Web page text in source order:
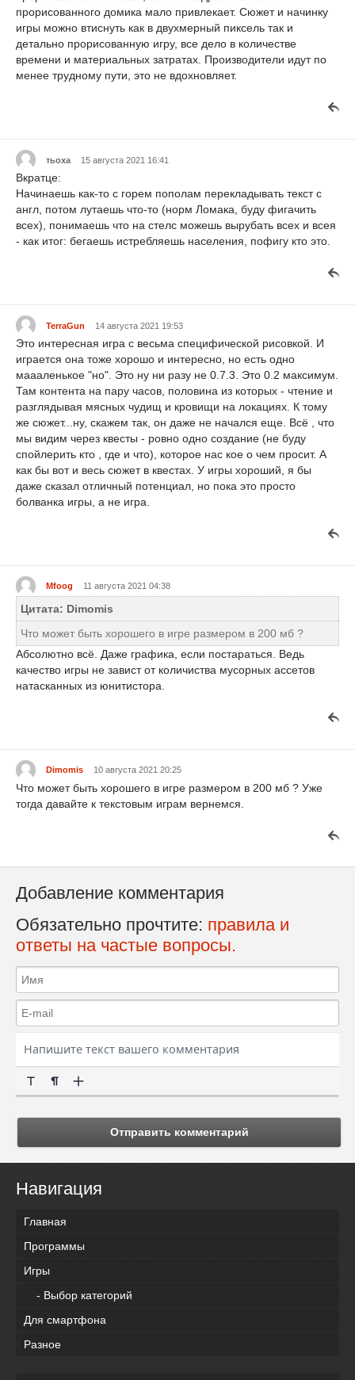
прорисованного домика мало привлекает. Сюжет и начинку
игры можно втиснуть как в двухмерный пиксель так и
детально прорисованную игру, все дело в количестве
времени и материальных затратах. Производители идут по
менее трудному пути, это не вдохновляет.
тьоха 15 августа 2021 16:41
Вкратце:
Начинаешь как-то с горем пополам перекладывать текст с
англ, потом лутаешь что-то (норм Ломака, буду фигачить
всех), понимаешь что на стелс можешь вырубать всех и всея
- как итог: бегаешь истребляешь населения, пофигу кто это.
TerraGun 14 августа 2021 19:53
Это интересная игра с весьма специфической рисовкой. И
играется она тоже хорошо и интересно, но есть одно
маааленькое "но". Это ну ни разу не 0.7.3. Это 0.2 максимум.
Там контента на пару часов, половина из которых - чтение и
разглядывая мясных чудищ и кровищи на локациях. К тому
же сюжет...ну, скажем так, он даже не начался еще. Всё , что
мы видим через квесты - ровно одно создание (не буду
спойлерить кто , где и что), которое нас кое о чем просит. А
как бы вот и весь сюжет в квестах. У игры хороший, я бы
даже сказал отличный потенциал, но пока это просто
болванка игры, а не игра.
Mfoog 11 августа 2021 04:38
Цитата: Dimomis
Что может быть хорошего в игре размером в 200 мб ?
Абсолютно всё. Даже графика, если постараться. Ведь
качество игры не завист от количиства мусорных ассетов
натасканных из юнитистора.
Dimomis 10 августа 2021 20:25
Что может быть хорошего в игре размером в 200 мб ? Уже
тогда давайте к текстовым играм вернемся.
Добавление комментария
Обязательно прочтите: правила и
ответы на частые вопросы.
Отправить комментарий
Навигация
Главная
Программы
Игры
- Выбор категорий
Для смартфона
Разное